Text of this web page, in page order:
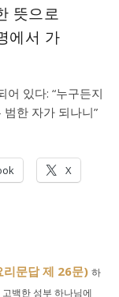
뜻으로
에서 가
있다: “누구든지
한 자가 되나니”
X
리문답 제 26문) 하
백한 성부 하나님에